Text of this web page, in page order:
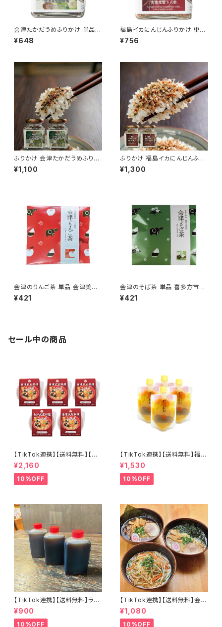
会津たかだうめふりかけ 単品
ふりかけ 梅の香りが楽しめる風
味豊かな味わい ご飯のお供 振
¥648
福島イカにんじんふりかけ 単品
ふりかけ 人参とイカの上品な味
わい ご飯のお供 振り掛け ご当
¥756
ふりかけ 会津たかだうめふりか
け2個セット 梅の香りが楽しめ
る風味豊かな味わい ご飯のお
¥1,100
ふりかけ 福島イカにんじんふり
かけ2個セット 人参とイカの上
品な味わい ご飯のお供 振り掛
¥1,300
会津のりんご茶 単品 会津美里
町産りんご使用
¥421
会津のそば茶 単品 喜多方市産
蕎麦の実使用
¥421
セール中の商品
【TikTok連携】【送料無料】【会
津郷土料理革命】 カップこづゆ
５個セット お湯を注いで簡単３
分！
¥2,160
10%OFF
【TikTok連携】【送料無料】福島
の桃、そのまま。 すぅもも×4個
セット とろ～り濃密 常温保存
可能
¥1,530
10%OFF
【TikTok連携】【送料無料】ラー
メン屋が作る本物のチャーシュ
ー専用だれ３個セット（８０ｃｃ×
３個）焼き豚 煮豚 焼き肉 和風
¥900
10%OFF
【TikTok連携】【送料無料】会津
山塩ラーメン 喜多方ラーメン 西
会津味噌ラーメン 会津三大ラー
メン3食セット
¥1,080
10%OFF